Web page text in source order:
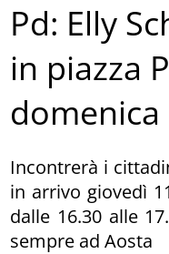
Pd: Elly
in piazza
Incontrerà i
in arrivo giovedì
dalle 16.30 alle
sempre ad Aosta